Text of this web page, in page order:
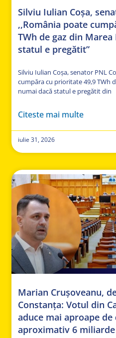
Silviu Iulian Coșa,
,,România poate
TWh de gaz din
statul e pregătit”
Silviu Iulian Coșa, senator PNL
cumpăra cu prioritate 49,9 TWh
numai dacă statul e pregătit din
Citeste mai multe
iulie 31, 2026
Marian Crușoveanu,
Constanța: Votul din
aduce mai aproape de
aproximativ 6